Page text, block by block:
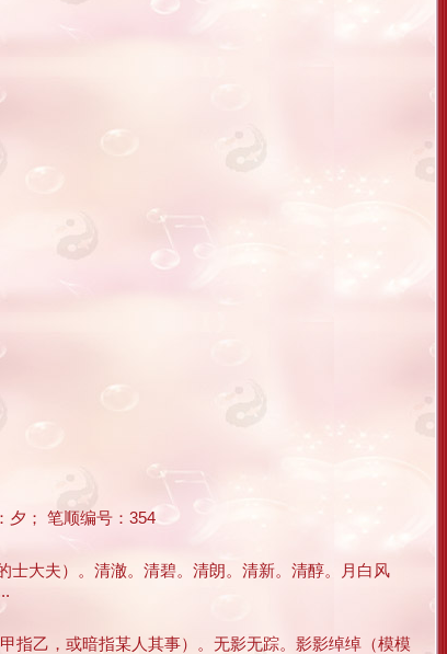
夕； 笔顺编号：354
士大夫）。清澈。清碧。清朗。清新。清醇。月白风
指乙，或暗指某人其事）。无影无踪。影影绰绰（模模